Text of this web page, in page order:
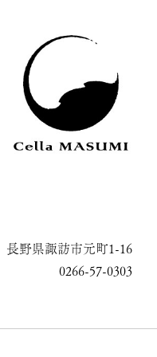
長野県諏訪市元町1-16
0266-57-0303